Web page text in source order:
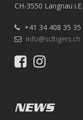
CH-3550 Langnau i.E.
+41 34 408 35 35
info@scltigers.ch
NEWS